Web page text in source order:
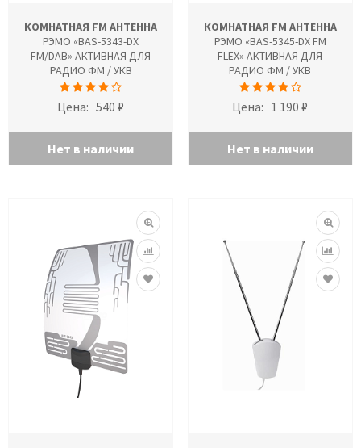
КОМНАТНАЯ FM АНТЕННА
РЭМО «BAS-5343-DX
FM/DAB» АКТИВНАЯ ДЛЯ
РАДИО ФМ / УКВ
Цена: 540 ₽
Нет в наличии
КОМНАТНАЯ FM АНТЕННА
РЭМО «BAS-5345-DX FM
FLEX» АКТИВНАЯ ДЛЯ
РАДИО ФМ / УКВ
Цена: 1 190 ₽
Нет в наличии